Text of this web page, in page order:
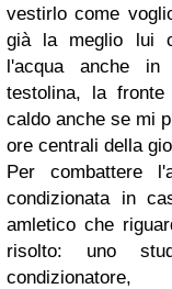
vestirlo come
già la meglio lui
l'acqua anche
testolina, la
caldo anche se mi
ore centrali della
Per combattere
condizionata in
amletico che
risolto: uno